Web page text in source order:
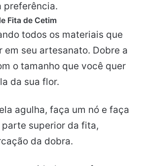
preferência.
Fita de Cetim
todos os materiais que
em seu artesanato. Dobre a
o tamanho que você quer
da sua flor.
agulha, faça um nó e faça
parte superior da fita,
da dobra.